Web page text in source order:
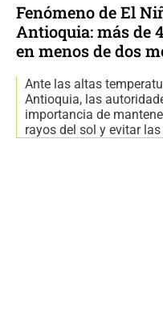
Fenómeno de El
Antioquia: más de
en menos de dos
Ante las altas
Antioquia, las
importancia de
rayos del sol y evitar